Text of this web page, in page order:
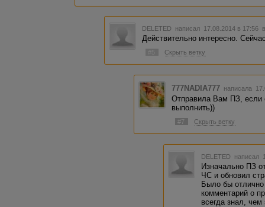
DELETED написал 17.08.2014 в 17:56
Действительно интересно.
Скрыть ветку
777NADIA777 написала
Отправила Вам ПЗ, если
выполнить))
#7 Скрыть ветку
DELETED написал
Изначально ПЗ
ЧС и обновил
Было бы отлично
комментарий о
всегда знал,